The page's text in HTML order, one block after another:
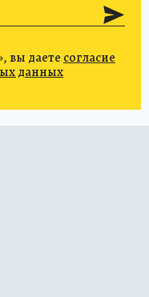
вы даете согласие
данных